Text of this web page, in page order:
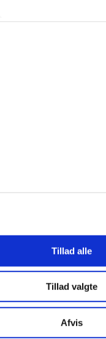
indhold og annoncer,
dem, eller som de
Tillad alle
Tillad valgte
Afvis
